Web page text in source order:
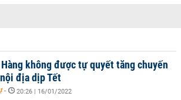
Hàng không được tự quyết tăng chuyến
nội địa dịp Tết
- 20:26 | 16/01/2022